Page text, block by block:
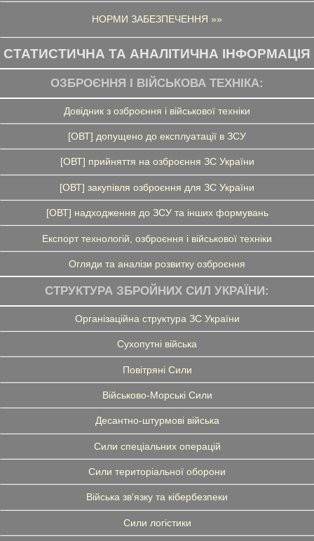
НОРМИ ЗАБЕЗПЕЧЕННЯ »»
СТАТИСТИЧНА ТА АНАЛІТИЧНА ІНФОРМАЦІЯ
ОЗБРОЄННЯ І ВІЙСЬКОВА ТЕХНІКА:
Довідник з озброєння і військової техніки
[ОВТ] допущено до експлуатації в ЗСУ
[ОВТ] прийняття на озброєння ЗС України
[ОВТ] закупівля озброєння для ЗС України
[ОВТ] надходження до ЗСУ та інших формувань
Експорт технологій, озброєння і військової техніки
Огляди та аналізи розвитку озброєння
СТРУКТУРА ЗБРОЙНИХ СИЛ УКРАЇНИ:
Організаційна структура ЗС України
Сухопутні війська
Повітряні Сили
Військово-Морські Сили
Десантно-штурмові війська
Сили спеціальних операцій
Сили територіальної оборони
Війська зв'язку та кібербезпеки
Сили логістики